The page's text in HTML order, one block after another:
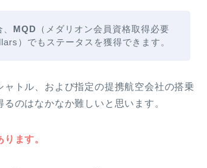
MQD （メダリオン会員資格取得必要
）でもステータスを獲得できます。
トル、および指定の提携航空会社の搭乗
のはなかなか難しいと思います。
ます。